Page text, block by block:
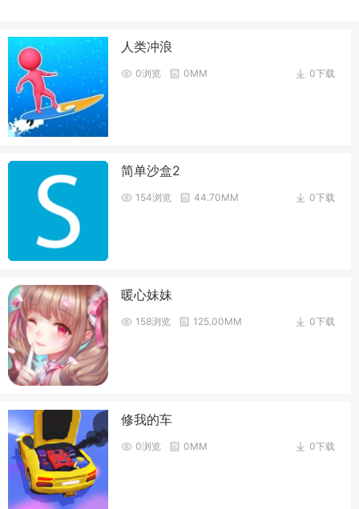
人类冲浪
0下载
0浏览 0MM
简单沙盒2
0下载
154浏览 44.70MM
暖心妹妹
0下载
158浏览 125.00MM
修我的车
0下载
0浏览 0MM